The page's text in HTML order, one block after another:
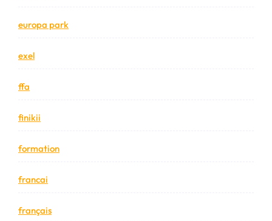
europa park
exel
ffa
finikii
formation
francai
français